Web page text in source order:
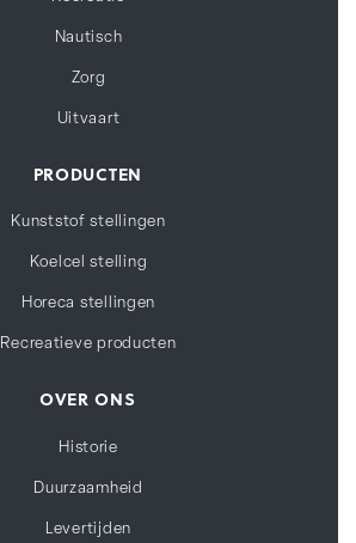
Nautisch
Zorg
Uitvaart
PRODUCTEN
Kunststof stellingen
Koelcel stelling
Horeca stellingen
Recreatieve producten
OVER ONS
Historie
Duurzaamheid
Levertijden